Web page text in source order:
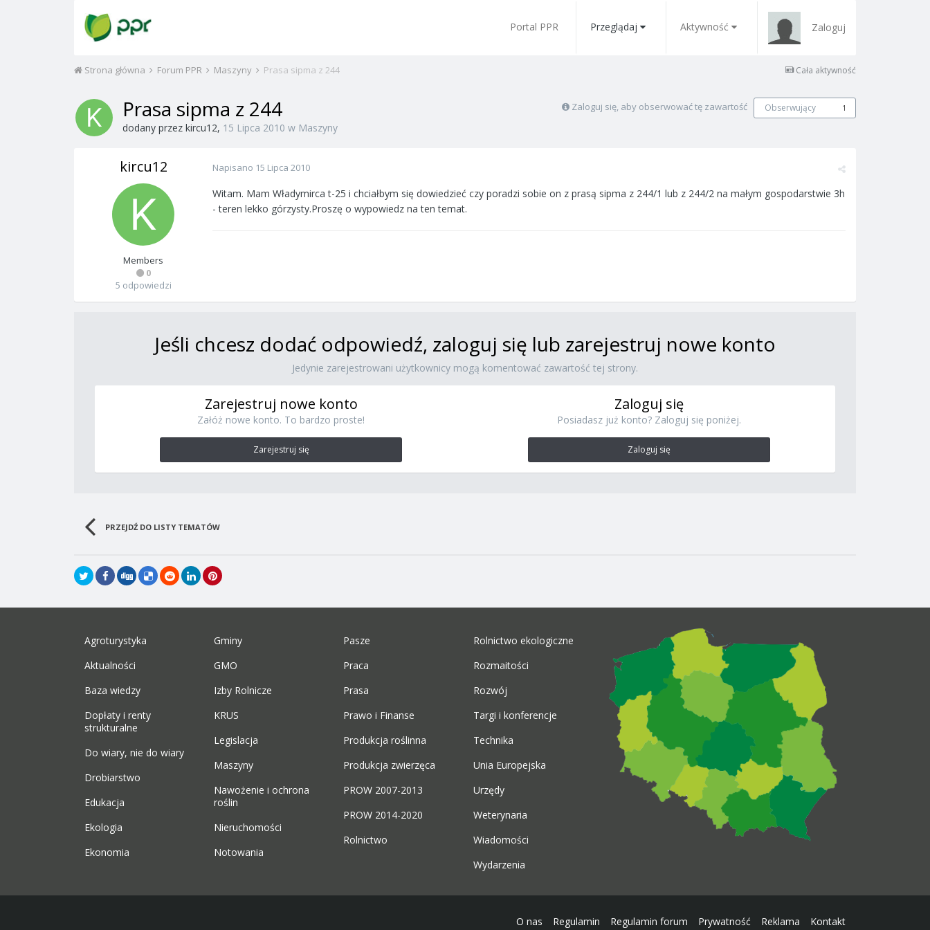
Portal PPR Przeglądaj Aktywność Zaloguj
Cała aktywność
Strona główna Forum PPR Maszyny Prasa sipma z 244
Zaloguj się, aby obserwować tę zawartość Obserwujący 1
Prasa sipma z 244
dodany przez kircu12, 15 Lipca 2010 w Maszyny
kircu12
Members
0
5 odpowiedzi
Napisano 15 Lipca 2010
Witam. Mam Władymirca t-25 i chciałbym się dowiedzieć czy poradzi sobie on z prasą sipma z 244/1 lub z 244/2 na małym gospodarstwie 3h
- teren lekko górzysty.Proszę o wypowiedz na ten temat.
Jeśli chcesz dodać odpowiedź, zaloguj się lub zarejestruj nowe konto
Jedynie zarejestrowani użytkownicy mogą komentować zawartość tej strony.
Zarejestruj nowe konto
Załóż nowe konto. To bardzo proste!
Zarejestruj się
Zaloguj się
Posiadasz już konto? Zaloguj się poniżej.
Zaloguj się
PRZEJDŹ DO LISTY TEMATÓW
Agroturystyka
Aktualności
Baza wiedzy
Dopłaty i renty
strukturalne
Do wiary, nie do wiary
Drobiarstwo
Edukacja
Ekologia
Ekonomia
Gminy
GMO
Izby Rolnicze
KRUS
Legislacja
Maszyny
Nawożenie i ochrona
roślin
Nieruchomości
Notowania
Pasze
Praca
Prasa
Prawo i Finanse
Produkcja roślinna
Produkcja zwierzęca
PROW 2007-2013
PROW 2014-2020
Rolnictwo
Rolnictwo ekologiczne
Rozmaitości
Rozwój
Targi i konferencje
Technika
Unia Europejska
Urzędy
Weterynaria
Wiadomości
Wydarzenia
Kontakt
Reklama
Prywatność
Regulamin forum
Regulamin
O nas